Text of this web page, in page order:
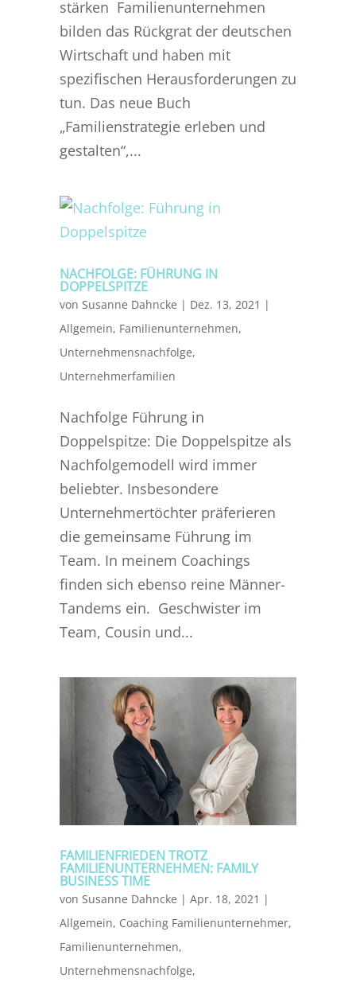
stärken Familienunternehmen
bilden das Rückgrat der deutschen
Wirtschaft und haben mit
spezifischen Herausforderungen zu
tun. Das neue Buch
„Familienstrategie erleben und
gestalten“,...
NACHFOLGE: FÜHRUNG IN
DOPPELSPITZE
von Susanne Dahncke | Dez. 13, 2021 |
Allgemein, Familienunternehmen,
Unternehmensnachfolge,
Unternehmerfamilien
Nachfolge Führung in
Doppelspitze: Die Doppelspitze als
Nachfolgemodell wird immer
beliebter. Insbesondere
Unternehmertöchter präferieren
die gemeinsame Führung im
Team. In meinem Coachings
finden sich ebenso reine Männer-
Tandems ein. Geschwister im
Team, Cousin und...
FAMILIENFRIEDEN TROTZ
FAMILIENUNTERNEHMEN: FAMILY
BUSINESS TIME
von Susanne Dahncke | Apr. 18, 2021 |
Allgemein, Coaching Familienunternehmer,
Familienunternehmen,
Unternehmensnachfolge,